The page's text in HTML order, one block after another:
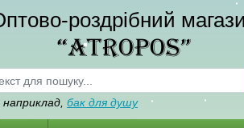
роздрібний
“ATROPOS”
бак для душу